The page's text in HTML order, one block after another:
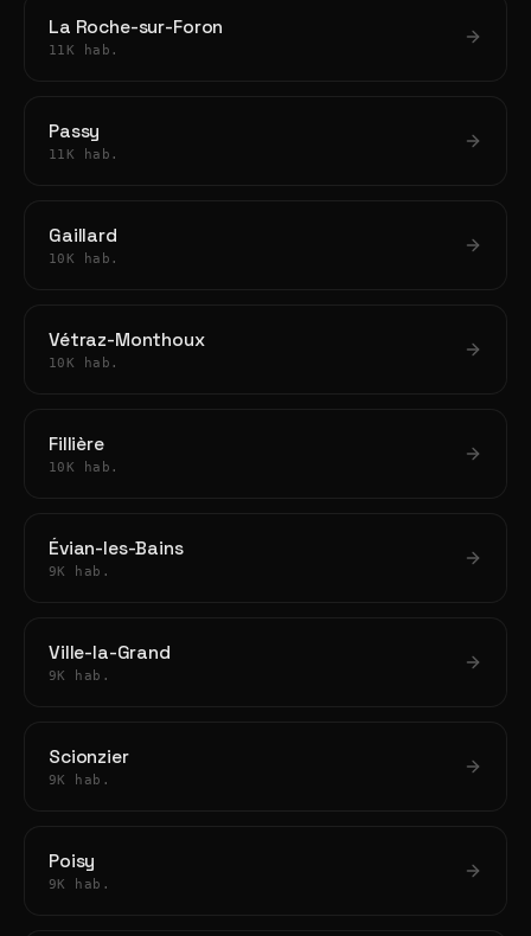
La Roche-sur-Foron
11K hab.
Passy
11K hab.
Gaillard
10K hab.
Vétraz-Monthoux
10K hab.
Fillière
10K hab.
Évian-les-Bains
9K hab.
Ville-la-Grand
9K hab.
Scionzier
9K hab.
Poisy
9K hab.